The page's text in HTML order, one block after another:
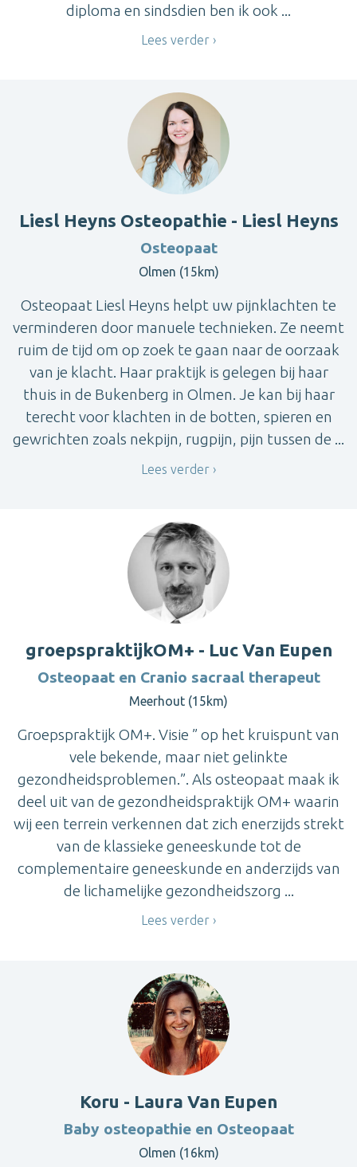
diploma en sindsdien ben ik ook ...
Lees verder
Liesl Heyns Osteopathie - Liesl Heyns
Osteopaat
Olmen (15km)
Osteopaat Liesl Heyns helpt uw pijnklachten te
verminderen door manuele technieken. Ze neemt
ruim de tijd om op zoek te gaan naar de oorzaak
van je klacht. Haar praktijk is gelegen bij haar
thuis in de Bukenberg in Olmen. Je kan bij haar
terecht voor klachten in de botten, spieren en
gewrichten zoals nekpijn, rugpijn, pijn tussen de ...
Lees verder
groepspraktijkOM+ - Luc Van Eupen
Osteopaat en Cranio sacraal therapeut
Meerhout (15km)
Groepspraktijk OM+. Visie ” op het kruispunt van
vele bekende, maar niet gelinkte
gezondheidsproblemen.”. Als osteopaat maak ik
deel uit van de gezondheidspraktijk OM+ waarin
wij een terrein verkennen dat zich enerzijds strekt
van de klassieke geneeskunde tot de
complementaire geneeskunde en anderzijds van
de lichamelijke gezondheidszorg ...
Lees verder
Koru - Laura Van Eupen
Baby osteopathie en Osteopaat
Olmen (16km)